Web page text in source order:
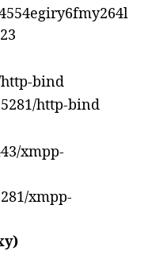
bind
http-bind
xmpp-
xmpp-